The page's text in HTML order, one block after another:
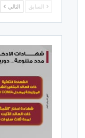
السابق التالي